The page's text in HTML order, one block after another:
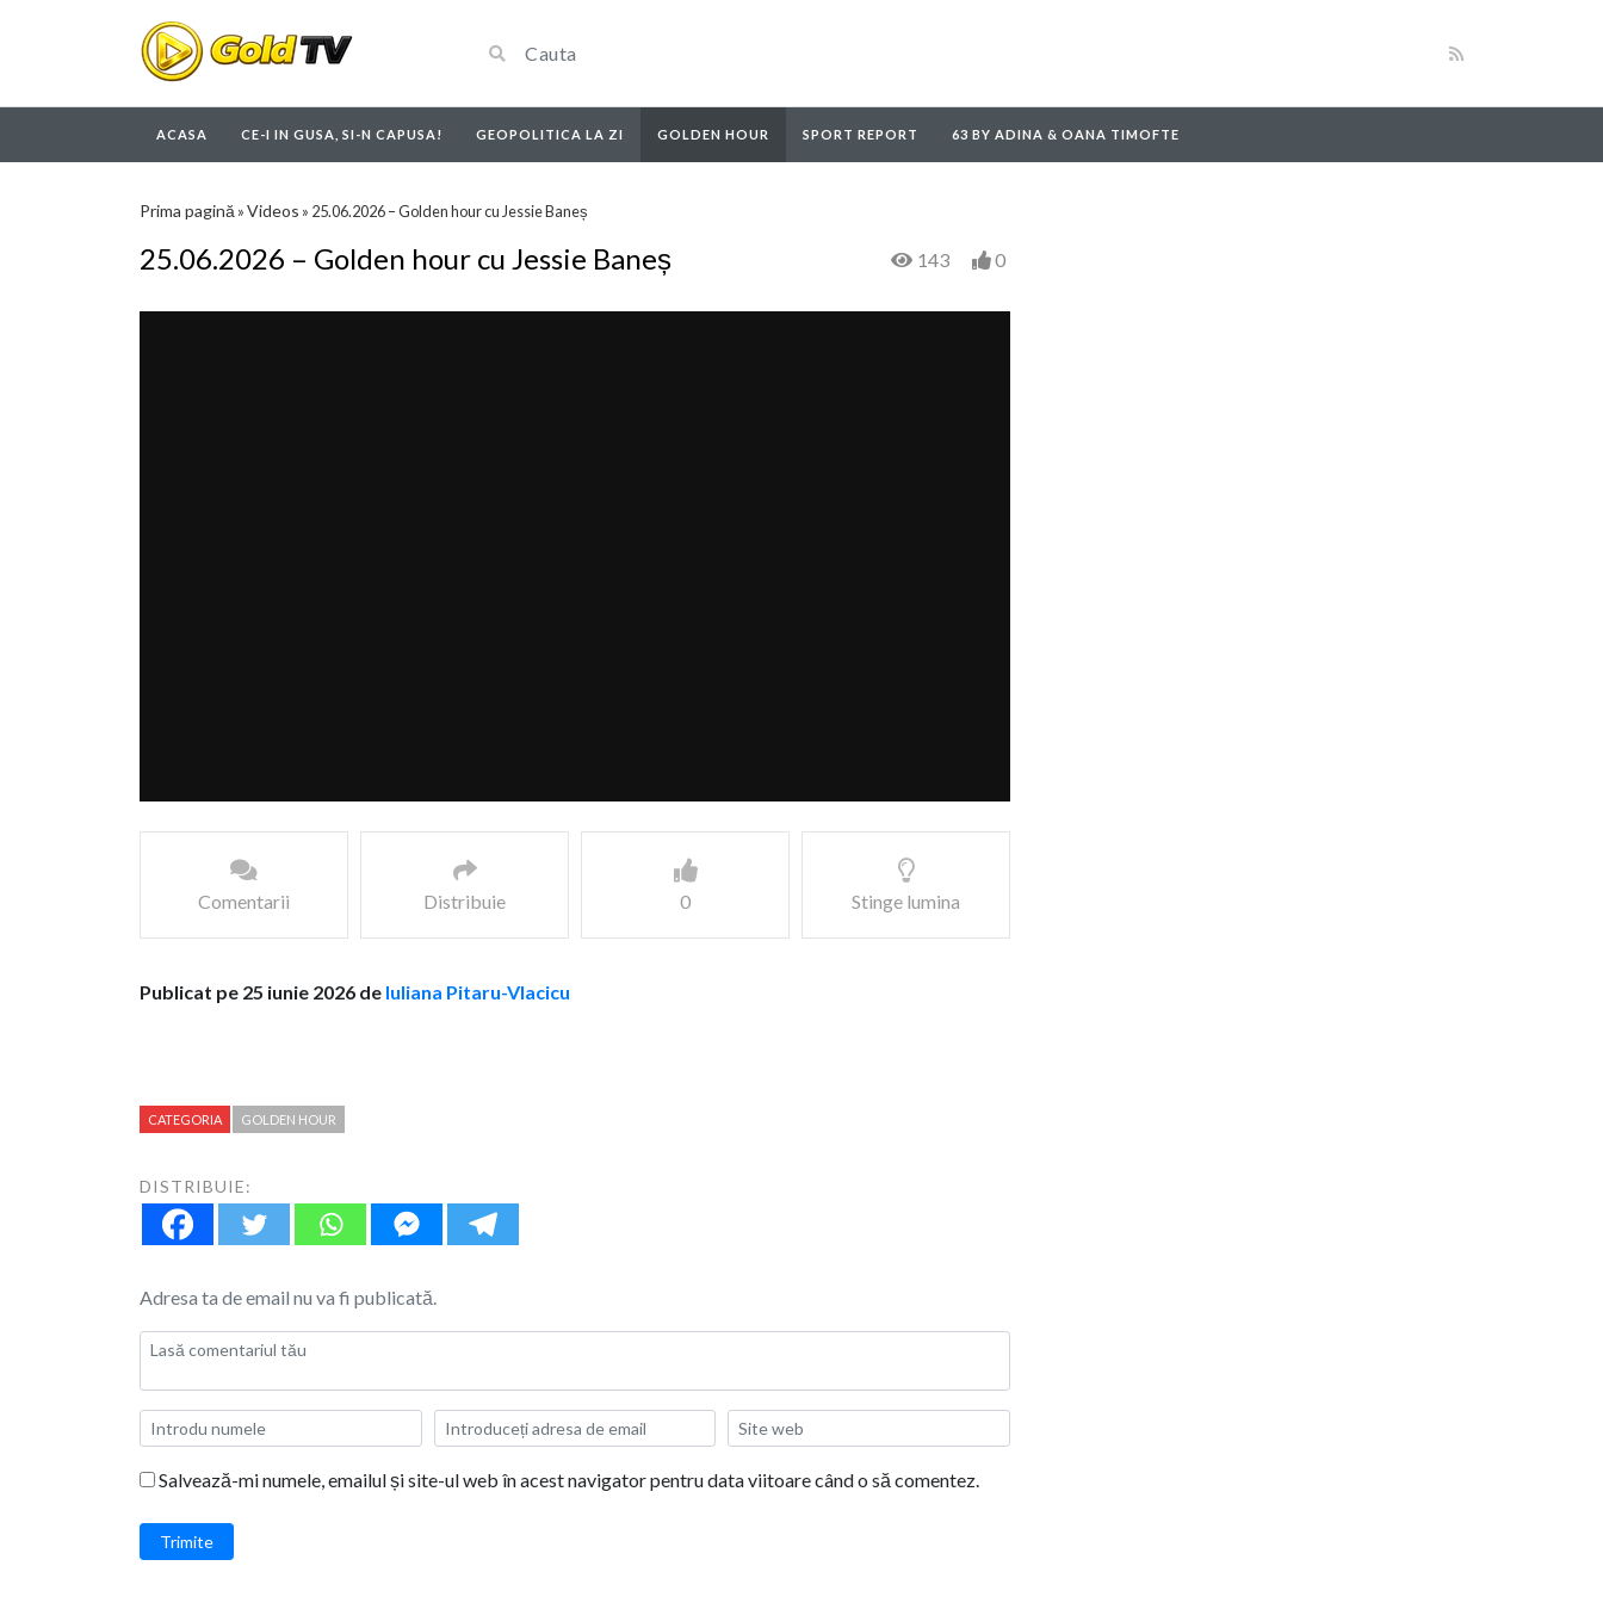
ACASA CE-I IN GUSA, SI-N CAPUSA! GEOPOLITICA LA ZI GOLDEN HOUR SPORT REPORT 63 BY ADINA & OANA TIMOFTE
Prima pagină »Videos » 25.06.2026 – Golden hour cu Jessie Baneș
25.06.2026 – Golden hour cu Jessie Baneș 143 0
Comentarii Distribuie 0 Stinge lumina
Publicat pe 25 iunie 2026 de Iuliana Pitaru-Vlacicu
CATEGORIA GOLDEN HOUR
DISTRIBUIE:
Adresa ta de email nu va fi publicată.
Salvează-mi numele, emailul și site-ul web în acest navigator pentru data viitoare când o să comentez.
Trimite